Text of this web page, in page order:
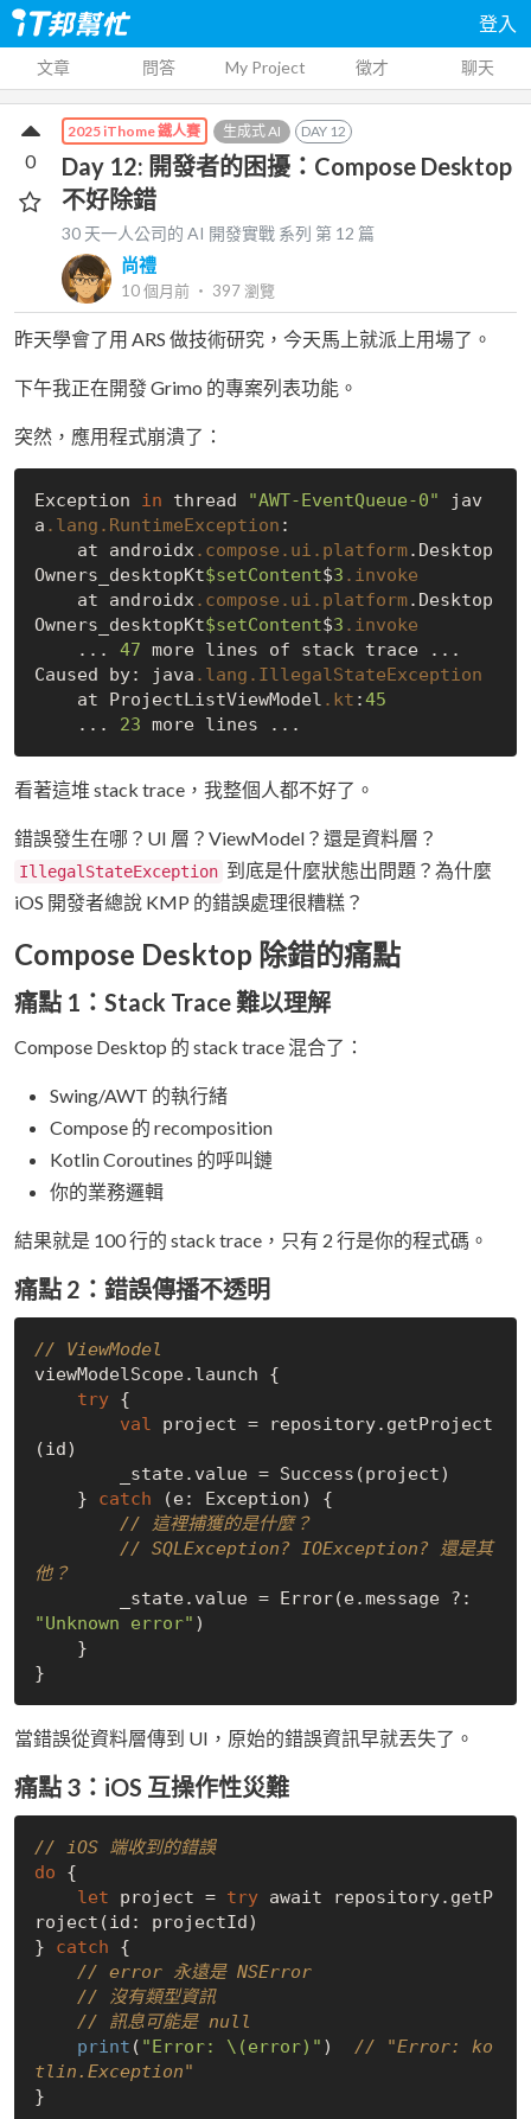
登入
文章 問答 My Project 徵才 聊天
2025 iThome 鐵人賽 生成式 AI DAY 12
Day 12: 開發者的困擾：Compose Desktop
不好除錯
30 天一人公司的 AI 開發實戰 系列 第 12 篇
尚禮
10 個月前 ‧ 397瀏覽
0
昨天學會了用 ARS 做技術研究，今天馬上就派上用場了。
下午我正在開發 Grimo 的專案列表功能。
突然，應用程式崩潰了：
Exception in thread "AWT-EventQueue-0" jav
a .lang .RuntimeException :
    at androidx
.compose .ui .platform.Desktop
Owners_desktopKt$setContent$3 .invoke
    at androidx
.compose .ui .platform.Desktop
Owners_desktopKt$setContent$3 .invoke
    ...
47 more lines of stack trace ...
Caused by: java .lang .IllegalStateException
    at ProjectListViewModel
.kt :45
    ...
23
看著這堆 stack trace，我整個人都不好了。
錯誤發生在哪？UI 層？ViewModel？還是資料層？
IllegalStateException 到底是什麼狀態出問題？為什麼
iOS 開發者總說 KMP 的錯誤處理很糟糕？
Compose Desktop 除錯的痛點
痛點 1：Stack Trace 難以理解
Compose Desktop 的 stack trace 混合了：
Swing/AWT 的執行緒
Compose 的 recomposition
Kotlin Coroutines 的呼叫鏈
你的業務邏輯
結果就是 100 行的 stack trace，只有 2 行是你的程式碼。
痛點 2：錯誤傳播不透明
// ViewModel
viewModelScope.launch {
try {
val project = repository.getProject
(id)
    }
catch (e: Exception) {
// 這裡捕獲的是什麼？
// SQLException? IOException? 還是其
他？
"Unknown error" )
當錯誤從資料層傳到 UI，原始的錯誤資訊早就丟失了。
痛點 3：iOS 互操作性災難
// iOS 端收到的錯誤
do {
let project = try await repository.getP
roject(id: projectId)
} catch {
// error 永遠是 NSError
// 沒有類型資訊
// 訊息可能是 null
print ( "Error: \(error)" ) // "Error: ko
tlin.Exception"